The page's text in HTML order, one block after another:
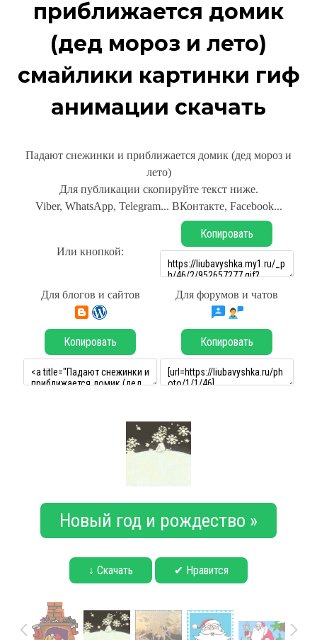
приближается домик
(дед мороз и лето)
смайлики картинки гиф
анимации скачать
Падают снежинки и приближается домик (дед мороз и
лето)
Для публикации скопируйте текст ниже.
Viber, WhatsApp, Telegram... ВКонтакте, Facebook...
Или кнопкой:
Копировать
Для блогов и сайтов Для форумов и чатов
Копировать Копировать
Новый год и рождество »
↓ Скачать ✔ Нравится